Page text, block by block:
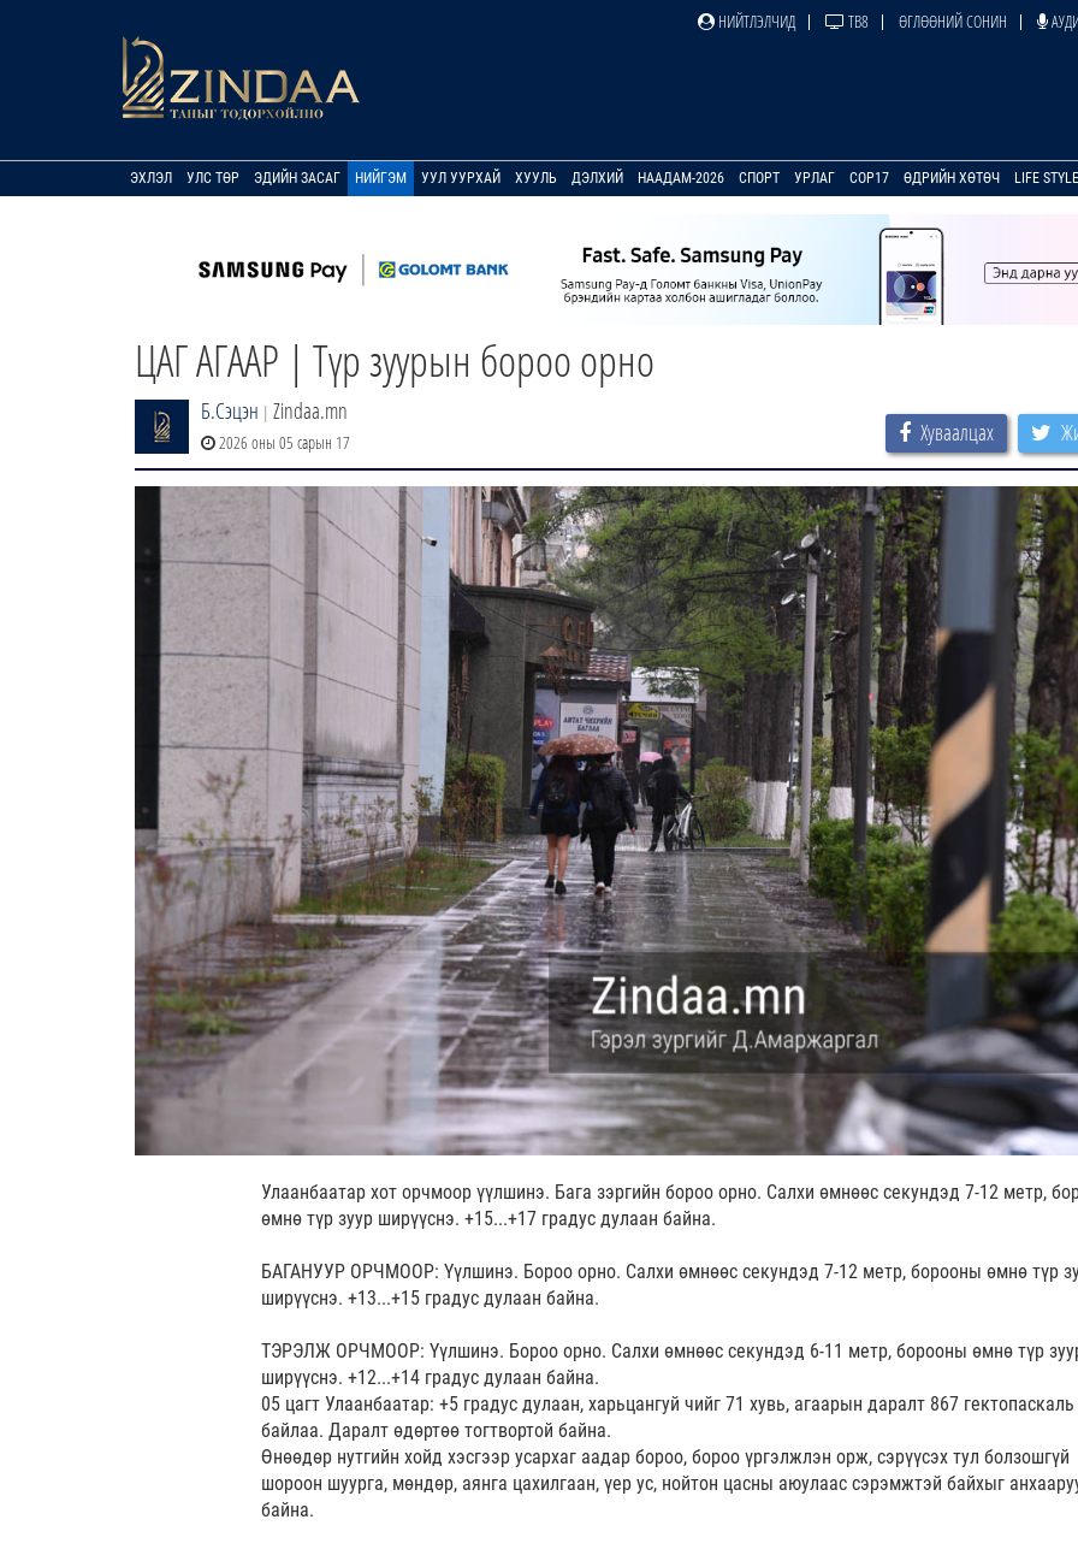
НИЙТЛЭЛЧИД ТВ8 ӨГЛӨӨНИЙ СОНИН
ЭХЛЭЛ УЛС ТӨР ЭДИЙН ЗАСАГ НИЙГЭМ УУЛ УУРХАЙ ХУУЛЬ ДЭЛХИЙ НААДАМ-2026 СПОРТ УРЛАГ COP17 ӨДРИЙН ХӨТӨЧ LIFE STYLE
ЦАГ АГААР | Түр зуурын бороо орно
Б.Сэцэн | Zindaa.mn
2026 оны 05 сарын 17 Хуваалцах
Улаанбаатар хот орчмоор үүлшинэ. Бага зэргийн бороо орно. Салхи өмнөөс секундэд 7-12 метр,
өмнө түр зуур ширүүснэ. +15...+17 градус дулаан байна.
БАГАНУУР ОРЧМООР: Үүлшинэ. Бороо орно. Салхи өмнөөс секундэд 7-12 метр, борооны өмнө түр
ширүүснэ. +13...+15 градус дулаан байна.
ТЭРЭЛЖ ОРЧМООР: Үүлшинэ. Бороо орно. Салхи өмнөөс секундэд 6-11 метр, борооны өмнө түр
ширүүснэ. +12...+14 градус дулаан байна.
05 цагт Улаанбаатар: +5 градус дулаан, харьцангуй чийг 71 хувь, агаарын даралт 867 гектопаскаль
байлаа. Даралт өдөртөө тогтвортой байна.
Өнөөдөр нутгийн хойд хэсгээр усархаг аадар бороо, бороо үргэлжлэн орж, сэрүүсэх тул болзошгүй
шороон шуурга, мөндөр, аянга цахилгаан, үер ус, нойтон цасны аюулаас сэрэмжтэй байхыг
байна.